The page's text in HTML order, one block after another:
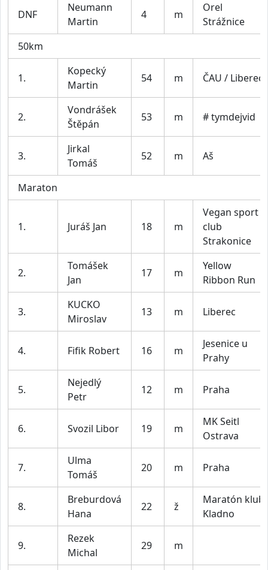
DNF
Neumann
Martin
4 m
Orel
Strážnice
50km
1.
Kopecký
Martin
54 m ČAU / Liberec
2.
Vondrášek
Štěpán
53 m # tymdejvid
3.
Jirkal
Tomáš
52 m Aš
Maraton
1. Juráš Jan 18 m
Vegan sport
club
Strakonice
2.
Tomášek
Jan
17 m
Yellow
Ribbon Run
3.
KUCKO
Miroslav
13 m Liberec
4. Fifik Robert 16 m
Jesenice u
Prahy
5.
Nejedlý
Petr
12 m Praha
6. Svozil Libor 19 m
MK Seitl
Ostrava
7.
Ulma
Tomáš
20 m Praha
8.
Breburdová
Hana
22 ž
Maratón klub
Kladno
9.
Rezek
Michal
29 m